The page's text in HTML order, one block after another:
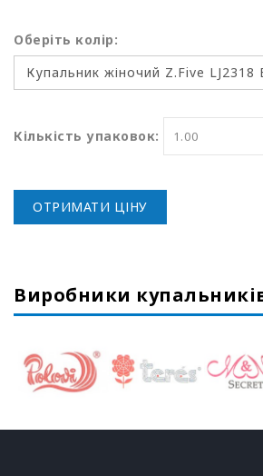
Оберіть колір:
Кількість упаковок:
ОТРИМАТИ ЦІНУ
Виробники